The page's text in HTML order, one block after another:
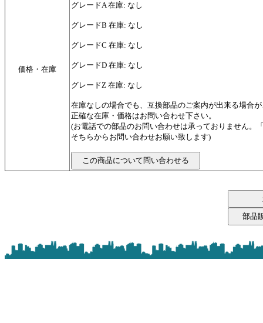
価格・在庫
グレードA 在庫: なし
グレードB 在庫: なし
グレードC 在庫: なし
グレードD 在庫: なし
グレードZ 在庫: なし
在庫なしの場合でも、互換部品のご案内が出来る場合
正確な在庫・価格はお問い合わせ下さい。
(お電話での部品のお問い合わせは承っておりません。
そちらからお問い合わせお願い致します)